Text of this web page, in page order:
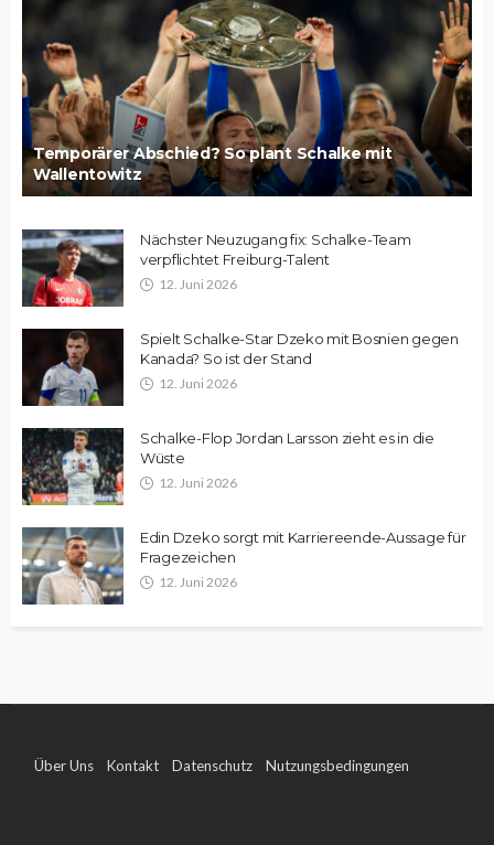
Temporärer Abschied? So plant Schalke mit
Wallentowitz
Nächster Neuzugang fix: Schalke-Team
verpflichtet Freiburg-Talent
12. Juni 2026
Spielt Schalke-Star Dzeko mit Bosnien gegen
Kanada? So ist der Stand
12. Juni 2026
Schalke-Flop Jordan Larsson zieht es in die
Wüste
12. Juni 2026
Edin Dzeko sorgt mit Karriereende-Aussage für
Fragezeichen
12. Juni 2026
Über Uns Kontakt Datenschutz Nutzungsbedingungen